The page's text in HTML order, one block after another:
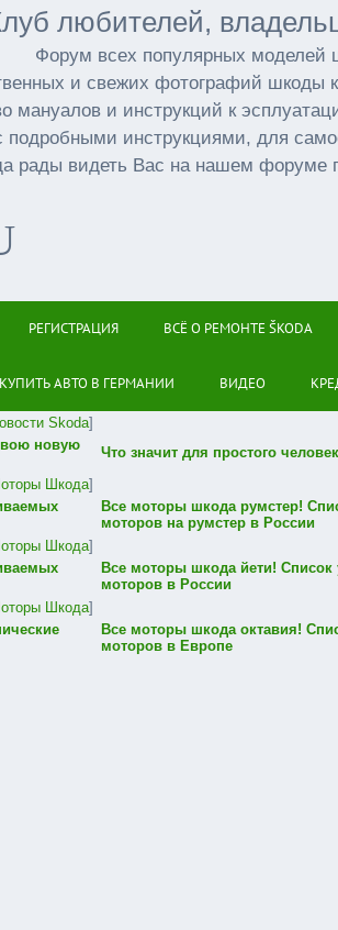
любителей,
Форум всех популярных моделей
и свежих фотографий шкоды
мануалов и инструкций к
подробными инструкциями, для
рады видеть Вас на нашем форуме
РЕГИСТРАЦИЯ ВСЁ О РЕМОНТЕ ŠKODA
КУПИТЬ АВТО В ГЕРМАНИИ ВИДЕО
Skoda]
новую
Что значит для простого
Шкода]
Все моторы шкода румстер!
моторов на румстер в России
Шкода]
Все моторы шкода йети! Список
моторов в России
Шкода]
Все моторы шкода октавия!
моторов в Европе